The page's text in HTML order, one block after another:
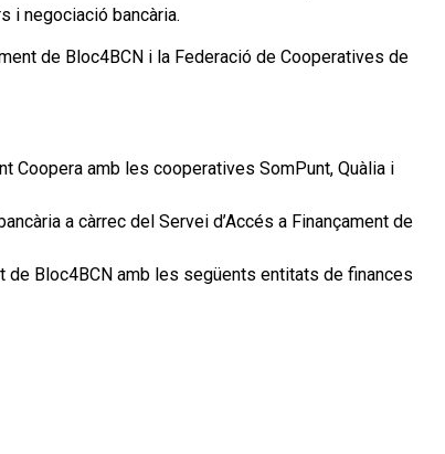
i negociació bancària.
de Bloc4BCN i la Federació de Cooperatives de
Coopera amb les cooperatives SomPunt, Quàlia i
a càrrec del Servei d’Accés a Finançament de
de Bloc4BCN amb les següents entitats de finances